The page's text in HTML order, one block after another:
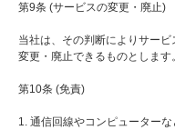
第9条 (サービスの変更・廃止)
当社は、その判断によりサー
変更・廃止できるものとします。
第10条 (免責)
1. 通信回線やコンピューター